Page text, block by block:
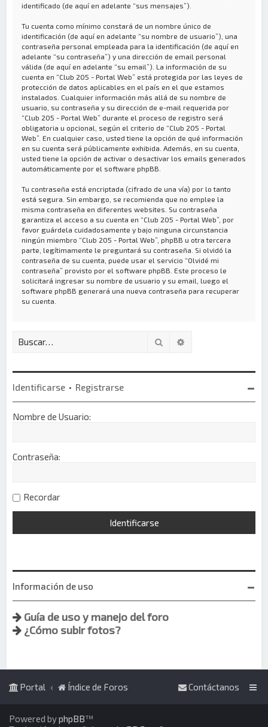
identificado (de aquí en adelante “sus mensajes”).
Tu cuenta como mínimo constará de un nombre único de
identificación (de aquí en adelante “su nombre de usuario”), una
contraseña personal empleada para la identificación (de aquí en
adelante “su contraseña”) y una dirección de email personal
válida (de aquí en adelante “su email”). La información de su
cuenta en “Club 205 - Portal Web” está protegida por las leyes de
protección de datos aplicables en el país en el que estamos
instalados. Cualquier información más allá de su nombre de
usuario, su contraseña y su dirección de e-mail requerida por
“Club 205 - Portal Web” durante el proceso de registro será
obligatoria u opcional, según el criterio de “Club 205 - Portal
Web”. En cualquier caso, usted tiene la opción de qué información
en su cuenta será públicamente exhibida. Además, en su cuenta,
usted tiene la opción de activar o desactivar los emails generados
automáticamente por el software phpBB.
Tu contraseña está encriptada (cifrado de una vía) por lo tanto
está segura. Sin embargo, se recomienda que no emplee la
misma contraseña en diferentes websites. Su contraseña
garantiza el acceso a su cuenta en “Club 205 - Portal Web”, por
favor guárdela cuidadosamente y bajo ninguna circunstancia
ningún miembro “Club 205 - Portal Web”, phpBB u otra tercera
parte, legítimamente le preguntará su contraseña. Si olvidó la
contraseña de su cuenta, puede usar el servicio “Olvidé mi
contraseña” provisto por el software phpBB. Este proceso le
solicitará ingresar su nombre de usuario y su email, luego el
software phpBB generará una nueva contraseña para recuperar
su cuenta.
Buscar
Identificarse • Registrarse
Nombre de Usuario:
Contraseña:
Recordar
Información de uso
Guía de uso y manejo del foro
¿Cómo subir fotos?
Portal Índice de Foros Contáctanos
Powered byphpBB™